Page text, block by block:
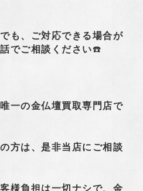
も、ご対応できる場合が
でご相談ください☎️
一の金仏壇買取専門店で
方は、是非当店にご相談
様負担は一切ナシで、金